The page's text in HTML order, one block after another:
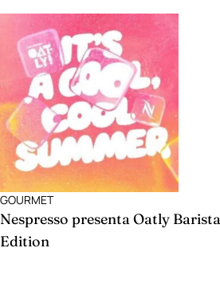
GOURMET
Nespresso presenta Oatly Barista
Edition